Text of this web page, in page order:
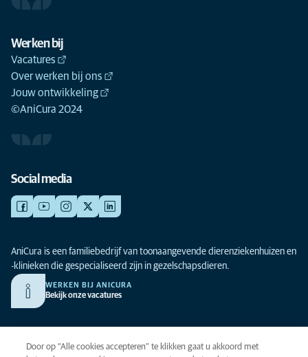
Werken bij
Vacatures
Over werken bij ons
Jouw ontwikkeling
©AniCura 2024
Social media
AniCura is een familiebedrijf van toonaangevende dierenziekenhuizen en
-klinieken die gespecialiseerd zijn in gezelschapsdieren.
WERKEN BIJ ANICURA
Bekijk onze vacatures
Privacy
Door op “Alle cookies accepteren” te klikken gaat u akkoord met